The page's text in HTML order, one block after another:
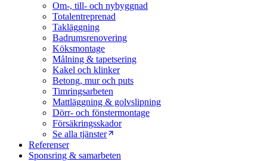
Om-, till- och nybyggnad
Totalentreprenad
Takläggning
Badrumsrenovering
Köksmontage
Målning & tapetsering
Kakel och klinker
Betong, mur och puts
Timringsarbeten
Mattläggning & golvslipning
Dörr- och fönstermontage
Försäkringsskador
Se alla tjänster
Referenser
Sponsring & samarbeten